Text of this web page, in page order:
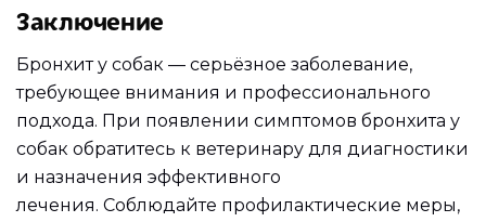
Заключение
Бронхит у собак — серьёзное заболевание,
требующее внимания и профессионального
подхода. При появлении симптомов бронхита у
собак обратитесь к ветеринару для диагностики
и назначения эффективного
лечения. Соблюдайте профилактические меры,